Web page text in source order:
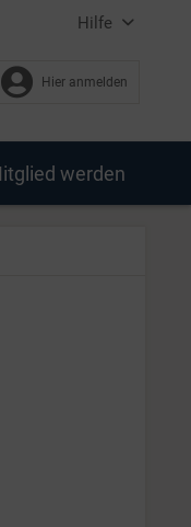
Hilfe
Hier anmelden
werden